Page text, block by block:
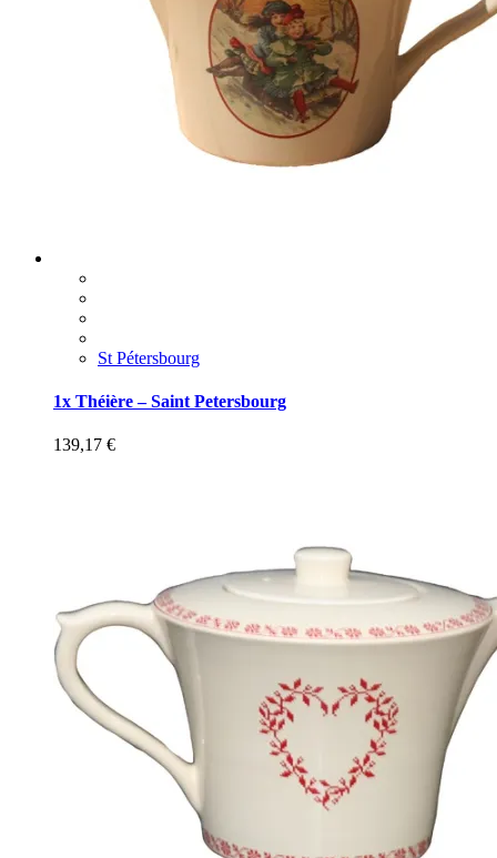
St Pétersbourg
1x Théière – Saint Petersbourg
139,17 €